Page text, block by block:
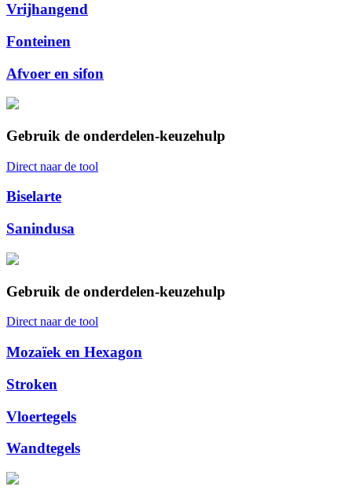
Vrijhangend
Fonteinen
Afvoer en sifon
Gebruik de onderdelen-keuzehulp
Direct naar de tool
Biselarte
Sanindusa
Gebruik de onderdelen-keuzehulp
Direct naar de tool
Mozaïek en Hexagon
Stroken
Vloertegels
Wandtegels